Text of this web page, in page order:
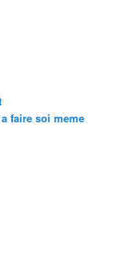
faire soi meme